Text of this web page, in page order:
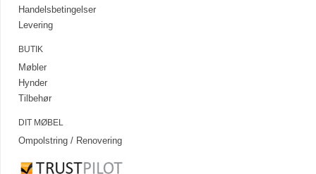
Handelsbetingelser
Levering
BUTIK
Møbler
Hynder
Tilbehør
DIT MØBEL
Ompolstring / Renovering